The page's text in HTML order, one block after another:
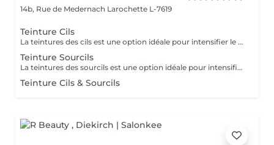
14b, Rue de Medernach Larochette L-7619
Teinture Cils
La teintures des cils est une option idéale pour intensifier le regard sans avoir à mettre un mascara.
Teinture Sourcils
La teintures des sourcils est une option idéale pour intensifier le regard sans avoir à mettre un mascara.
Teinture Cils & Sourcils